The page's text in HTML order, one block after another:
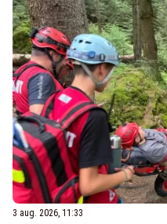
3 aug. 2026, 11:33